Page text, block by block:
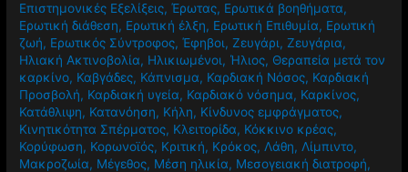
Επιστημονικές Εξελίξεις,Έρωτας, Ερωτικά βοηθήματα,
Ερωτική διάθεση, Ερωτική έλξη, Ερωτική Επιθυμία, Ερωτική
ζωή, Ερωτικός Σύντροφος,Έφηβοι,Ζευγάρι,Ζευγάρια,
Ηλιακή Ακτινοβολία, Ηλικιωμένοι, Ήλιος, Θεραπεία μετά τον
καρκίνο, Καβγάδες, Κάπνισμα, Καρδιακή Νόσος, Καρδιακή
Προσβολή, Καρδιακή υγεία, Καρδιακό νόσημα, Καρκίνος,
Κατάθλιψη, Κατανόηση, Κήλη, Κίνδυνος εμφράγματος,
Κινητικότητα Σπέρματος, Κλειτορίδα, Κόκκινο κρέας,
Κορύφωση, Κορωνοϊός, Κριτική, Κρόκος, Λάθη, Λίμπιντο,
Μακροζωία, Μέγεθος, Μέση ηλικία, Μεσογειακή διατροφή,